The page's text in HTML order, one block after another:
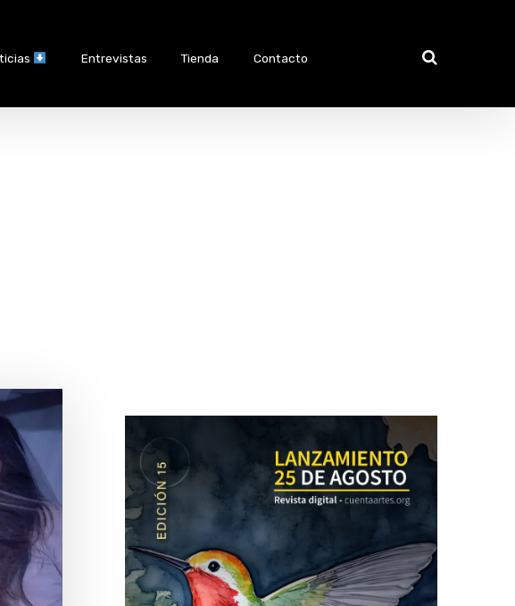
Entrevistas Tienda Contacto